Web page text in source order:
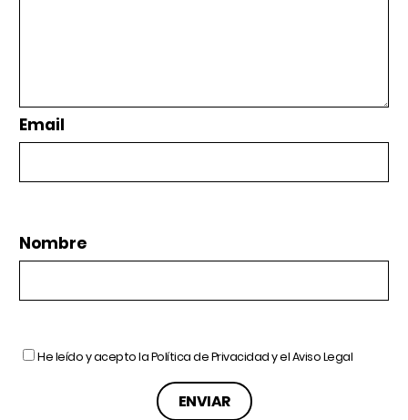
Email
Nombre
He leído y acepto laPolítica de Privacidady elAviso Legal